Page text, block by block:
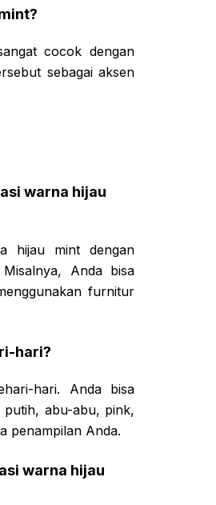
cocok dengan
sebagai aksen
warna hijau
hijau mint dengan
Anda bisa
furnitur
hari?
hari. Anda bisa
putih, abu-abu, pink,
penampilan Anda.
warna hijau